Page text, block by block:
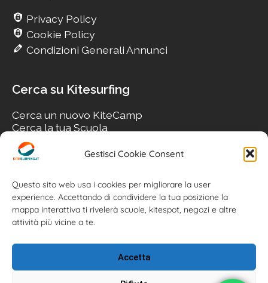
Gestisci Cookie Consent
Questo sito web usa i cookies per migliorare la user
experience. Accettando di condividere la tua posizione la
mappa interattiva ti rivelerà scuole, kitespot, negozi e altre
attività più vicine a te.
Accetta
Privacy Policy
Cookie Policy
Condizioni Generali Annunci
Cerca su Kitesurfing
Cerca un nuovo KiteCamp
Cerca la tua Scuola
Cerca il tuo KiteSpot
Cerca Accommodation
Cerca il tuo Usato